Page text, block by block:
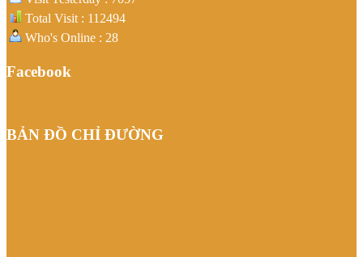
Total Visit : 112494
Who's Online : 28
Facebook
BẢN ĐỒ CHỈ ĐƯỜNG